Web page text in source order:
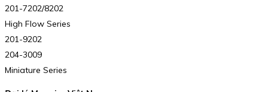
201-7202/8202
High Flow Series
201-9202
204-3009
Miniature Series